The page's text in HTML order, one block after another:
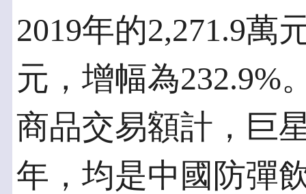
2019年的2,271.9萬
元，增幅為232.9%
商品交易額計，巨
年，均是中國防彈